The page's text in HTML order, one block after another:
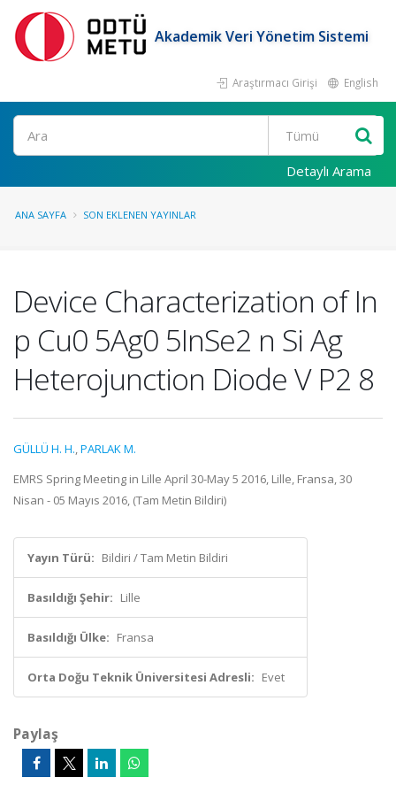
Akademik Veri Yönetim Sistemi
Araştırmacı Girişi English
Ara
Detaylı Arama
ANA SAYFA SON EKLENEN YAYINLAR
Device Characterization of In
p Cu0 5Ag0 5InSe2 n Si Ag
Heterojunction Diode V P2 8
GÜLLÜ H. H.,PARLAK M.
EMRS Spring Meeting in Lille April 30-May 5 2016, Lille, Fransa, 30
Nisan - 05 Mayıs 2016, (Tam Metin Bildiri)
Yayın Türü: Bildiri / Tam Metin Bildiri
Basıldığı Şehir: Lille
Basıldığı Ülke: Fransa
Orta Doğu Teknik Üniversitesi Adresli: Evet
Paylaş